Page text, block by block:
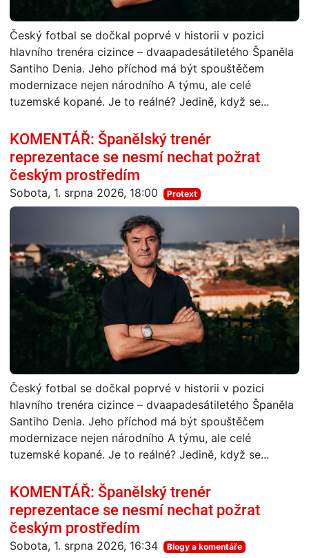
Český fotbal se dočkal poprvé v historii v pozici
hlavního trenéra cizince – dvaapadesátiletého Španěla
Santiho Denia. Jeho příchod má být spouštěčem
modernizace nejen národního A týmu, ale celé
tuzemské kopané. Je to reálné? Jedině, když se...
KOMENTÁŘ: Španělský trenér
reprezentace se nesmí nechat požrat
českým prostředím
Sobota, 1. srpna 2026, 18:00 Protext
Český fotbal se dočkal poprvé v historii v pozici
hlavního trenéra cizince – dvaapadesátiletého Španěla
Santiho Denia. Jeho příchod má být spouštěčem
modernizace nejen národního A týmu, ale celé
tuzemské kopané. Je to reálné? Jedině, když se...
KOMENTÁŘ: Španělský trenér
reprezentace se nesmí nechat požrat
českým prostředím
Sobota, 1. srpna 2026, 16:34 Blogy a komentáře